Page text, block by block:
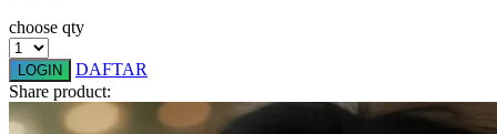
Spectra
Squishmallows
choose qty
LOGIN
DAFTAR
Share product: